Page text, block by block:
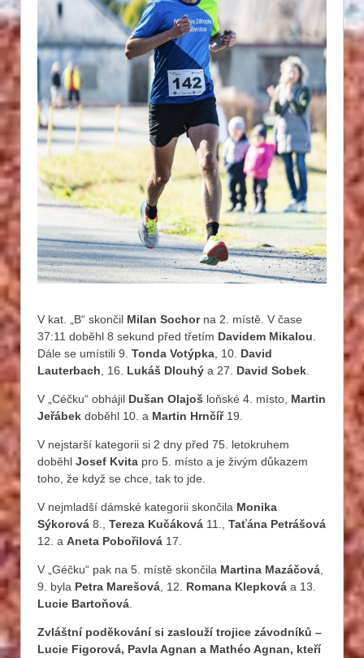
V kat. „B“ skončil Milan Sochorna 2. místě. V čase
37:11 doběhl 8 sekund před třetím Davidem Mikalou.
Dále se umístili 9. Tonda Votýpka, 10. David
Lauterbach, 16. Lukáš Dlouhý a 27. David Sobek.
V „Céčku“ obhájil Dušan Olajoš loňské 4. místo, Martin
Jeřábek doběhl 10. a Martin Hrnčíř19.
V nejstarší kategorii si 2 dny před 75. letokruhem
doběhl Josef Kvita pro 5. místo a je živým důkazem
toho, že když se chce, tak to jde.
V nejmladší dámské kategorii skončila Monika
Sýkorová 8., Tereza Kučáková 11., Taťána Petrášová
12. a Aneta Pobořilová 17.
V „Géčku“ pak na 5. místě skončila Martina Mazáčová,
9. byla Petra Marešová, 12. Romana Klepková a 13.
Lucie Bartoňová.
Zvláštní poděkování si zaslouží trojice závodníků –
Lucie Figorová, Pavla Agnan a Mathéo Agnan, kteří